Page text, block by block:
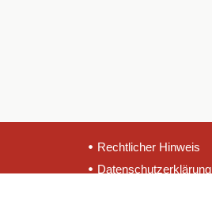
Rechtlicher Hinweis
Datenschutzerklärung